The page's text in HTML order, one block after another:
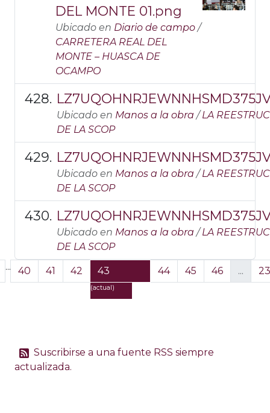
DEL MONTE 01.png
Ubicado en Diario de campo /
CARRETERA REAL DEL
MONTE – HUASCA DE
OCAMPO
Ubicado en Manos a la obra /LA
DE LA SCOP
Ubicado en Manos a la obra /LA
DE LA SCOP
Ubicado en Manos a la obra /LA
DE LA SCOP
...
40 41 42 43
(actual)
44 45 46 ...
Suscribirse a una fuente RSS siempre
actualizada.